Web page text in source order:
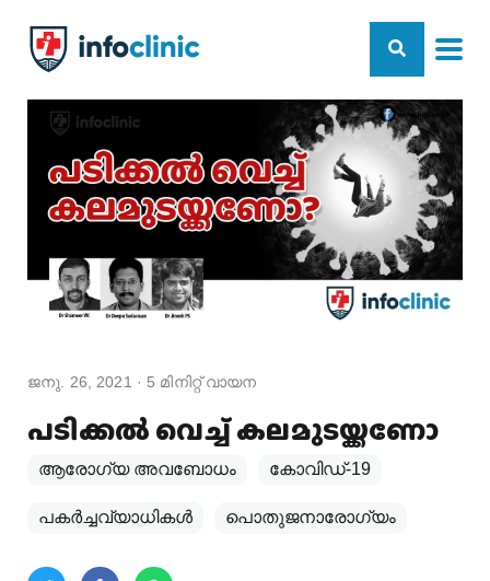
ജനു. 26, 2021 · 5 മിനിറ്റ് വായന
പടിക്കൽ വെച്ച് കലമുടയ്ക്കണോ
ആരോഗ്യ അവബോധം കോവിഡ്-19
പകര്‍ച്ചവ്യാധികള്‍ പൊതുജനാരോഗ്യം